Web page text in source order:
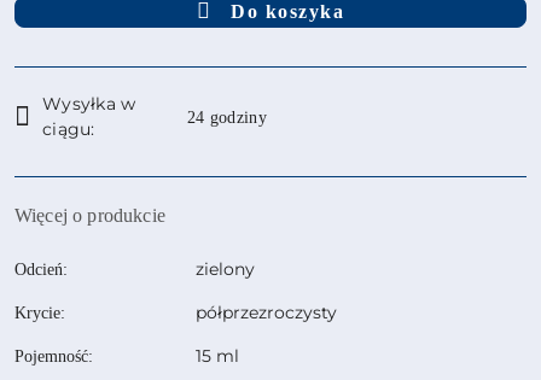
Do koszyka
i
Wysyłka w
ciągu:
24 godziny
Więcej o produkcie
Odcień: zielony
Krycie: półprzezroczysty
Pojemność: 15 ml